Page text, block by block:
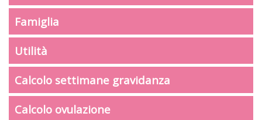
Famiglia
Utilità
Calcolo settimane gravidanza
Calcolo ovulazione